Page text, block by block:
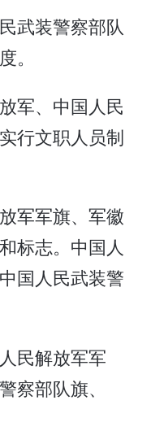
武装警察部队
。
军、中国人民
行文职人员制
军军旗、军徽
标志。中国人
国人民武装警
民解放军军
察部队旗、